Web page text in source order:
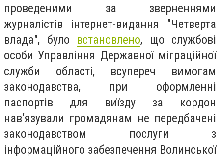
проведеними за зверненнями
журналістів інтернет-видання "Четверта
влада", було встановлено, що службові
особи Управління Державної міграційної
служби області, всупереч вимогам
законодавства, при оформленні
паспортів для виїзду за кордон
нав’язували громадянам не передбачені
законодавством послуги з
інформаційного забезпечення Волинської